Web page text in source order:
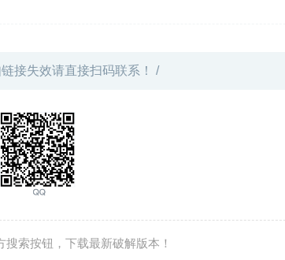
接失效请直接扫码联系！ /
索按钮，下载最新破解版本！